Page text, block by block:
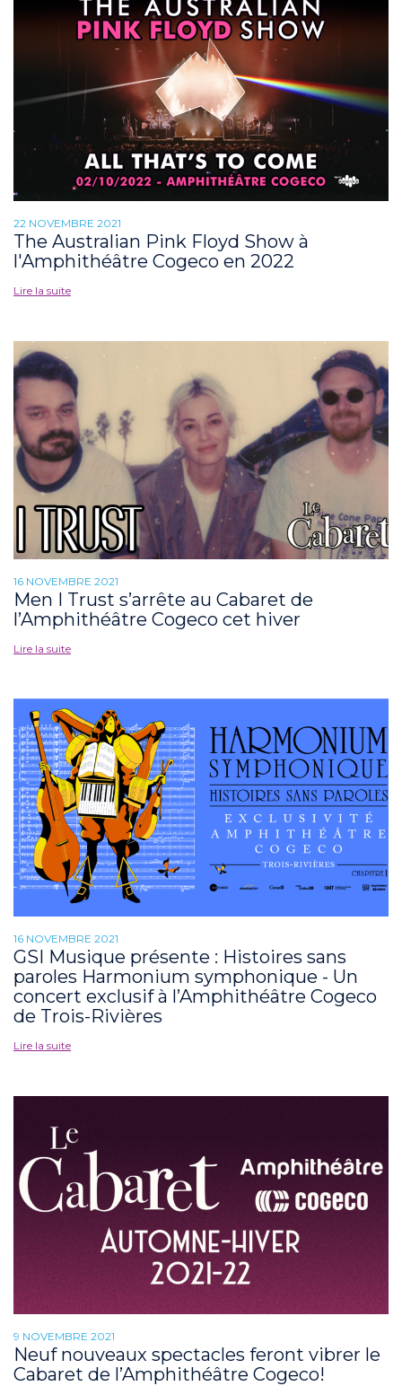
22 NOVEMBRE 2021
The Australian Pink Floyd Show à
l'Amphithéâtre Cogeco en 2022
Lire la suite
16 NOVEMBRE 2021
Men I Trust s’arrête au Cabaret de
l’Amphithéâtre Cogeco cet hiver
Lire la suite
16 NOVEMBRE 2021
GSI Musique présente : Histoires sans
paroles Harmonium symphonique - Un
concert exclusif à l’Amphithéâtre Cogeco
de Trois-Rivières
Lire la suite
9 NOVEMBRE 2021
Neuf nouveaux spectacles feront vibrer le
Cabaret de l’Amphithéâtre Cogeco!